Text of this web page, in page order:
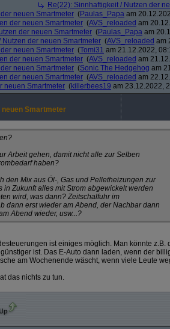
Re(22): Sinnhaftigkeit / Nutzen der
neuen Smartmeter (Paulas_Papa am
der neuen Smartmeter (AVS_reloaded am
der neuen Smartmeter (Paulas_Papa am
Nutzen der neuen Smartmeter (AVS_reloaded am
neuen Smartmeter (Tomi31 am 21.12.2022,
der neuen Smartmeter (AVS_reloaded am
neuen Smartmeter (Sonic The Hedgehog am
der neuen Smartmeter (AVS_reloaded am
neuen Smartmeter (killerbees19 am 23.12.2022,
neuen Smartmeter
Arbeit gehen, damit nicht alle zur Selben
haben?
den Mix aus Öl-, Gas und Pelletheizungen zur
in Zukunft alles mit Strom abgewickelt werden
wird, was dann? Zeitschalfuhr im
dann erst wieder am Abend, der Nachbar dann
Abend wieder, usw...?
ist einiges möglich. Man könnte z.B.
ist. Das E-Auto dann laden, wenn der
am Wochenende wäscht, wenn viele Leute
das nichts zu tun.